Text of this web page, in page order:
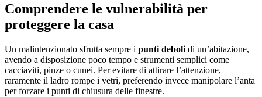
Comprendere le vulnerabilità per
proteggere la casa
Un malintenzionato sfrutta sempre i punti deboli di un’abitazione,
avendo a disposizione poco tempo e strumenti semplici come
cacciaviti, pinze o cunei. Per evitare di attirare l’attenzione,
raramente il ladro rompe i vetri, preferendo invece manipolare l’anta
per forzare i punti di chiusura delle finestre.